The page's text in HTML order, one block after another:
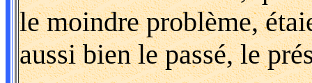
le moindre problème,
aussi bien le passé, le